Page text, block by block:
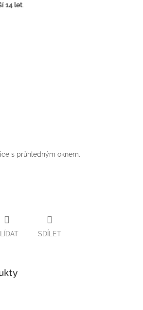
14 let.
s průhledným oknem.
SDÍLET